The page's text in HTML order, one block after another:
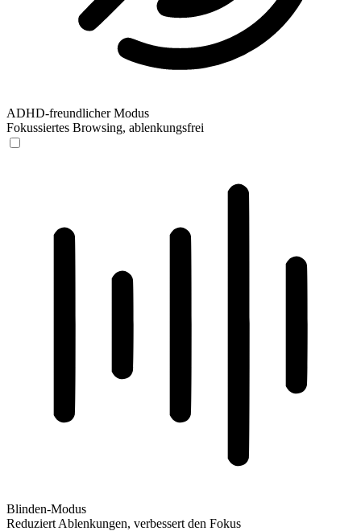
ADHD-freundlicher Modus
Fokussiertes Browsing, ablenkungsfrei
Blinden-Modus
Reduziert Ablenkungen, verbessert den Fokus